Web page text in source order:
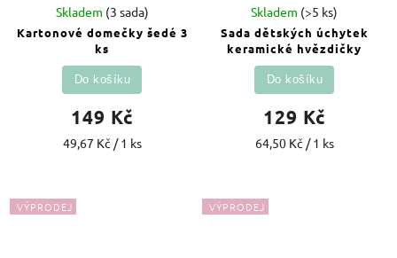
Kartonové domečky šedé 3
ks
Skladem (3 sada)
149 Kč
49,67 Kč / 1 ks
Do košíku
Sada dětských úchytek
keramické hvězdičky
Skladem (>5 ks)
129 Kč
64,50 Kč / 1 ks
Do košíku
VÝPRODEJ VÝPRODEJ